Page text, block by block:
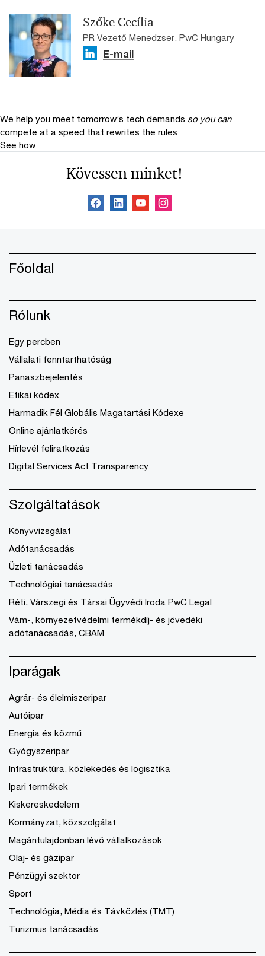
Szőke Cecília
PR Vezető Menedzser, PwC Hungary
E-mail
We help you meet tomorrow’s tech demands so you can
compete at a speed that rewrites the rules
See how
Kövessen minket!
Főoldal
Rólunk
Egy percben
Vállalati fenntarthatóság
Panaszbejelentés
Etikai kódex
Harmadik Fél Globális Magatartási Kódexe
Online ajánlatkérés
Hírlevél feliratkozás
Digital Services Act Transparency
Szolgáltatások
Könyvvizsgálat
Adótanácsadás
Üzleti tanácsadás
Technológiai tanácsadás
Réti, Várszegi és Társai Ügyvédi Iroda PwC Legal
Vám-, környezetvédelmi termékdíj- és jövedéki
adótanácsadás, CBAM
Iparágak
Agrár- és élelmiszeripar
Autóipar
Energia és közmű
Gyógyszeripar
Infrastruktúra, közlekedés és logisztika
Ipari termékek
Kiskereskedelem
Kormányzat, közszolgálat
Magántulajdonban lévő vállalkozások
Olaj- és gázipar
Pénzügyi szektor
Sport
Technológia, Média és Távközlés (TMT)
Turizmus tanácsadás